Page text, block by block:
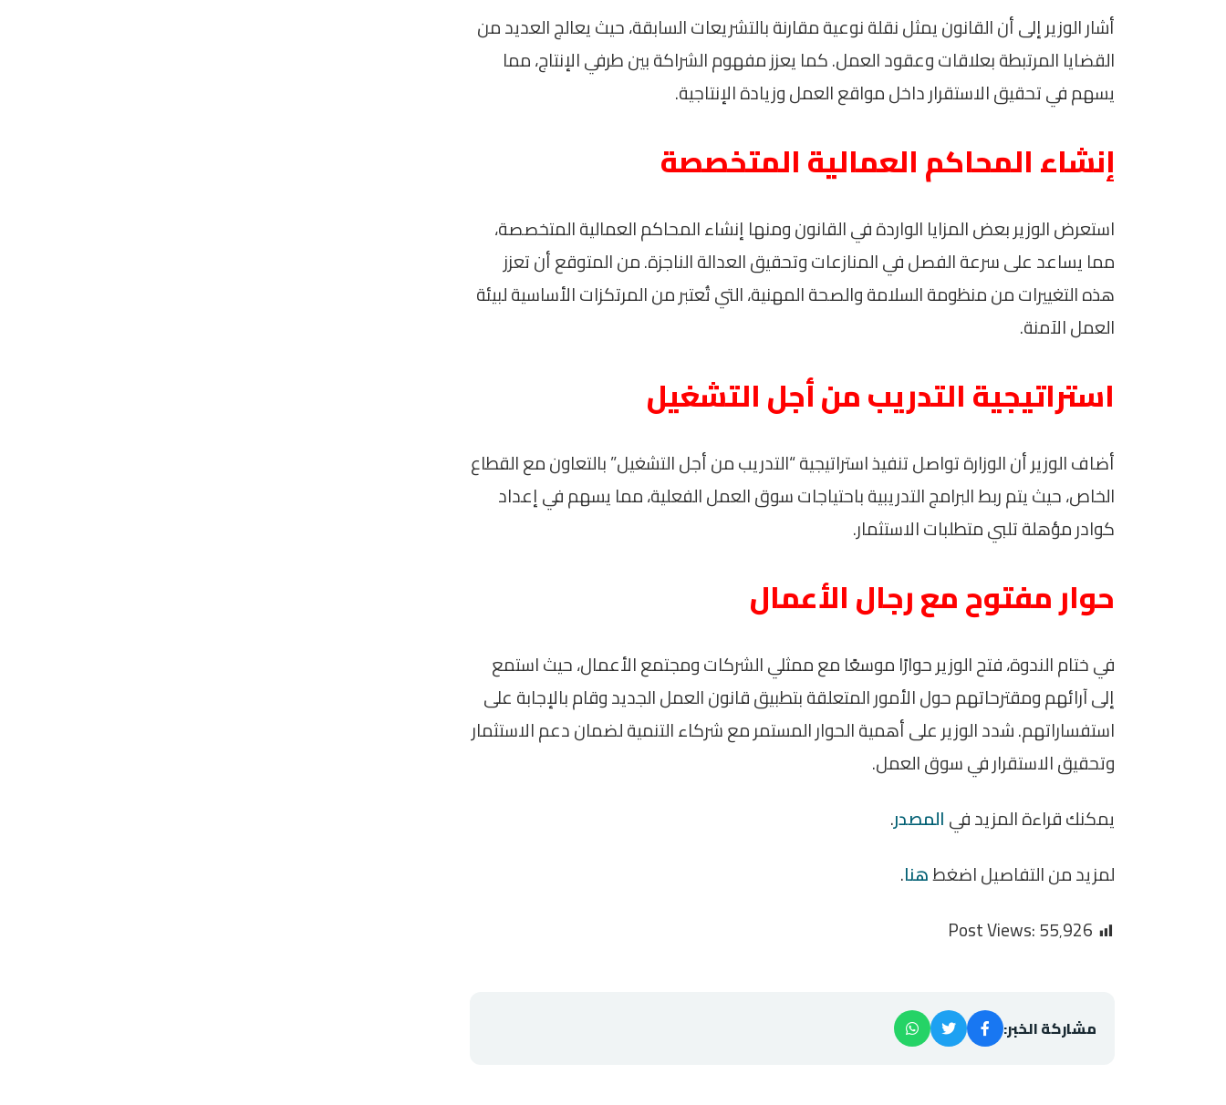
أشار الوزير إلى أن القانون يمثل نقلة نوعية مقارنة بالتشريعات السابقة، حيث يعالج العديد من
القضايا المرتبطة بعلاقات وعقود العمل. كما يعزز مفهوم الشراكة بين طرفي الإنتاج، مما
يسهم في تحقيق الاستقرار داخل مواقع العمل وزيادة الإنتاجية.
إنشاء المحاكم العمالية المتخصصة
استعرض الوزير بعض المزايا الواردة في القانون ومنها إنشاء المحاكم العمالية المتخصصة،
مما يساعد على سرعة الفصل في المنازعات وتحقيق العدالة الناجزة. من المتوقع أن تعزز
هذه التغييرات من منظومة السلامة والصحة المهنية، التي تُعتبر من المرتكزات الأساسية لبيئة
العمل الآمنة.
استراتيجية التدريب من أجل التشغيل
أضاف الوزير أن الوزارة تواصل تنفيذ استراتيجية “التدريب من أجل التشغيل” بالتعاون مع القطاع
الخاص، حيث يتم ربط البرامج التدريبية باحتياجات سوق العمل الفعلية، مما يسهم في إعداد
كوادر مؤهلة تلبي متطلبات الاستثمار.
حوار مفتوح مع رجال الأعمال
في ختام الندوة، فتح الوزير حوارًا موسعًا مع ممثلي الشركات ومجتمع الأعمال، حيث استمع
إلى آرائهم ومقترحاتهم حول الأمور المتعلقة بتطبيق قانون العمل الجديد وقام بالإجابة على
استفساراتهم. شدد الوزير على أهمية الحوار المستمر مع شركاء التنمية لضمان دعم الاستثمار
وتحقيق الاستقرار في سوق العمل.
يمكنك قراءة المزيد فيالمصدر.
لمزيد من التفاصيل اضغطهنا.
Post Views:55٬926
مشاركة الخبر: